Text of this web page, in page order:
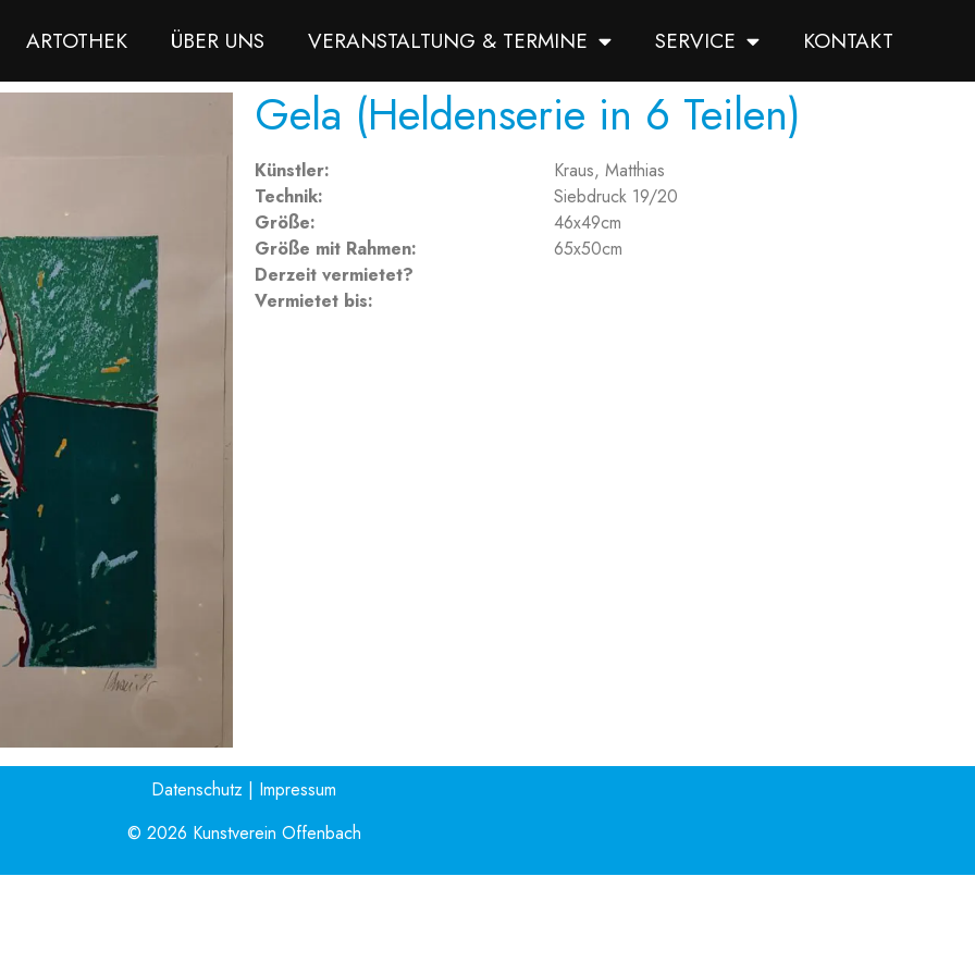
ARTOTHEK ÜBER UNS VERANSTALTUNG & TERMINE SERVICE KONTAKT
Gela (Heldenserie in 6 Teilen)
Künstler:
Kraus, Matthias
Technik:
Siebdruck 19/20
Größe:
46x49cm
Größe mit Rahmen:
65x50cm
Derzeit vermietet?
Vermietet bis:
Datenschutz | Impressum
© 2026 Kunstverein Offenbach